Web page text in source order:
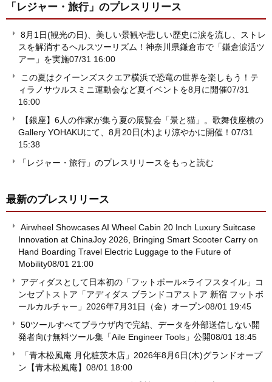
「レジャー・旅行」 のプレスリリース
8月1日(観光の日)、美しい景観や悲しい歴史に涙を流し、ストレ
スを解消するヘルスツーリズム！神奈川県鎌倉市で「鎌倉涙活ツ
アー」を実施07/31 16:00
この夏はクイーンズスクエア横浜で恐竜の世界を楽しもう！テ
ィラノサウルスミニ運動会など夏イベントを8月に開催07/31
16:00
【銀座】6人の作家が集う夏の展覧会「景と猫」。歌舞伎座横の
Gallery YOHAKUにて、8月20日(木)より涼やかに開催！ 07/31
15:38
「レジャー・旅行」のプレスリリースをもっと読む
最新のプレスリリース
Airwheel Showcases AI Wheel Cabin 20 Inch Luxury Suitcase
Innovation at ChinaJoy 2026, Bringing Smart Scooter Carry on
Hand Boarding Travel Electric Luggage to the Future of
Mobility08/01 21:00
アディダスとして日本初の「フットボール×ライフスタイル」コ
ンセプトストア「アディダス ブランドコアストア 新宿 フットボ
ールカルチャー」2026年7月31日（金）オープン08/01 19:45
50ツールすべてブラウザ内で完結、データを外部送信しない開
発者向け無料ツール集「Aile Engineer Tools」公開08/01 18:45
「青木松風庵 月化粧茨木店」2026年8月6日(木)グランドオープ
ン【青木松風庵】 08/01 18:00